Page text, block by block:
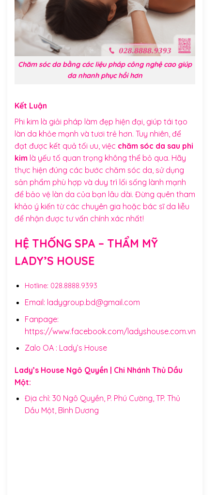
Chăm sóc da bằng các liệu pháp công nghệ cao giúp
da nhanh phục hồi hơn
Kết Luận
Phi kim là giải pháp làm đẹp hiện đại, giúp tái tạo
làn da khỏe mạnh và tươi trẻ hơn. Tuy nhiên, để
đạt được kết quả tối ưu, việc chăm sóc da sau phi
kim là yếu tố quan trọng không thể bỏ qua. Hãy
thực hiện đúng các bước chăm sóc da, sử dụng
sản phẩm phù hợp và duy trì lối sống lành mạnh
để bảo vệ làn da của bạn lâu dài. Đừng quên tham
khảo ý kiến từ các chuyên gia hoặc bác sĩ da liễu
để nhận được tư vấn chính xác nhất!
HỆ THỐNG SPA – THẨM MỸ
LADY’S HOUSE
Hotline: 028.8888.9393
Email: ladygroup.bd@gmail.com
Fanpage:
https://www.facebook.com/ladyshouse.com.vn
Zalo OA : Lady’s House
Lady’s House Ngô Quyền | Chi Nhánh Thủ Dầu
Một:
Địa chỉ: 30 Ngô Quyền, P. Phú Cường, TP. Thủ
Dầu Một, Bình Dương